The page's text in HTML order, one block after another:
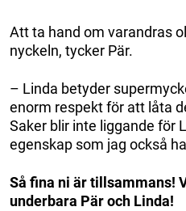
Att ta hand om varandras
nyckeln, tycker Pär.
– Linda betyder
enorm respekt för att låta
Saker blir inte liggande för
egenskap som jag också
Så fina ni är tillsammans!
underbara Pär och Linda!